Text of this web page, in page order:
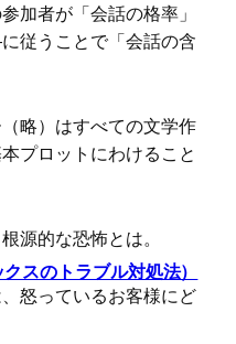
加者が「会話の格率」
うことで「会話の含
略）はすべての文学作
プロットにわけること
源的な恐怖とは。
スのトラブル対処法）
怒っているお客様にど